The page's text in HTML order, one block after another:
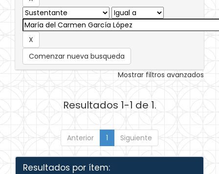
Comenzar nueva busqueda
Mostrar filtros avanzados
Resultados 1-1 de 1.
Anterior 1 Siguiente
Resultados por ítem: